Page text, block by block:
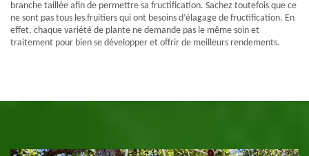
branche taillée afin de permettre sa fructification. Sachez toutefois que ce
ne sont pas tous les fruitiers qui ont besoins d’élagage de fructification. En
effet, chaque variété de plante ne demande pas le même soin et
traitement pour bien se développer et offrir de meilleurs rendements.